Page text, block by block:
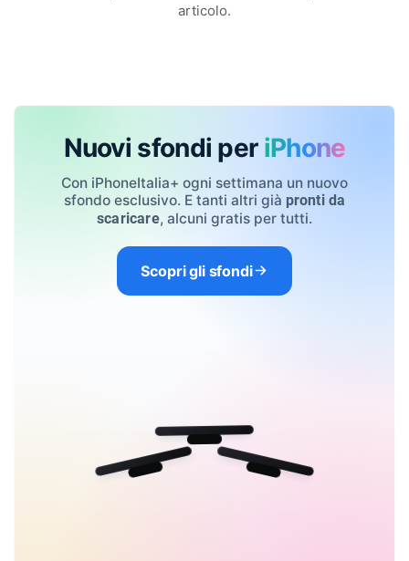
articolo.
Nuovi sfondi per iPhone
Con iPhoneItalia+ ogni settimana un nuovo
sfondo esclusivo. E tanti altri già pronti da
scaricare, alcuni gratis per tutti.
Scopri gli sfondi